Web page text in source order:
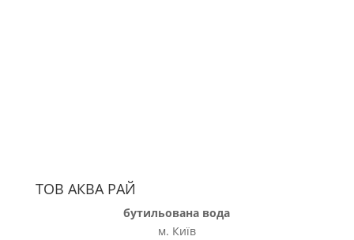
ТОВ АКВА РАЙ
бутильована вода
м. Київ